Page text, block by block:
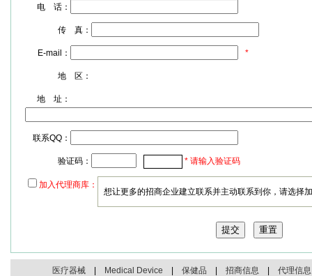
电 话：
传 真：
E-mail： *
地 区：
地 址：
联系QQ：
验证码： * 请输入验证码
加入代理商库：
想让更多的招商企业建立联系并主动联系到你，请选择
医疗器械| Medical Device 保健品 招商信息 代理信息